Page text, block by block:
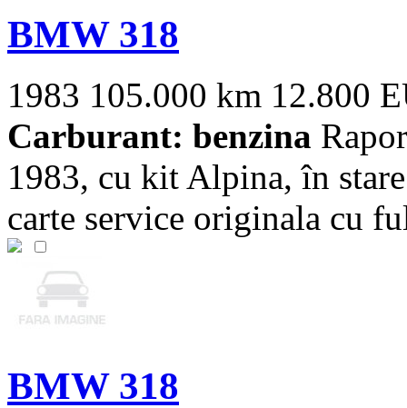
BMW 318
1983 105.000 km 12.800
Carburant: benzina
1983, cu kit Alpina, în
carte service originala cu
BMW 318